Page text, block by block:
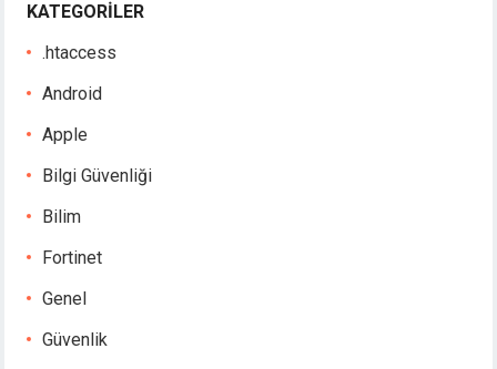
KATEGORILER
.htaccess
Android
Apple
Bilgi Güvenliği
Bilim
Fortinet
Genel
Güvenlik